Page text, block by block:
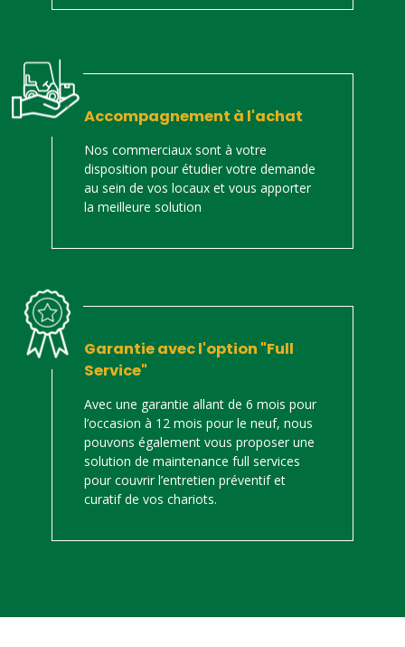
Accompagnement à l'achat
Nos commerciaux sont à votre
disposition pour étudier votre demande
au sein de vos locaux et vous apporter
la meilleure solution
Garantie avec l'option "Full
Service"
Avec une garantie allant de 6 mois pour
l’occasion à 12 mois pour le neuf, nous
pouvons également vous proposer une
solution de maintenance full services
pour couvrir l’entretien préventif et
curatif de vos chariots.